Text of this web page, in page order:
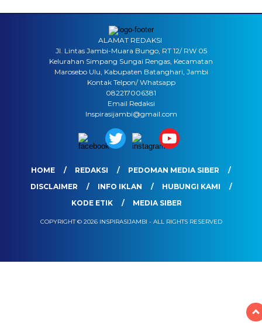
ALAMAT REDAKSI
Jl. Lintas Jambi-Muara Bungo, RT 12/ RW 05
Kelurahan Simpang Sungai Rengas, Kecamatan
Marosebo Ulu, Kabupaten Batanghari, Jambi
Kontak Telpon/ Whatsapp
082217006381
Email Redaksi
Inspirasijambi@gmail.com
HOME REDAKSI
PEDOMAN MEDIA SIBER
DISCLAIMER
INFO IKLAN
HUBUNGI KAMI
KODE ETIK
MEDIA SIBER
COPYRIGHT © 2026 INSPIRASIJAMBI - ALL RIGHTS RESERVED